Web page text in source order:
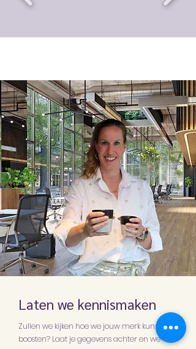
Laten we kennismaken
Zullen we kijken hoe we jouw merk kunnen
boosten? Laat je gegevens achter en we